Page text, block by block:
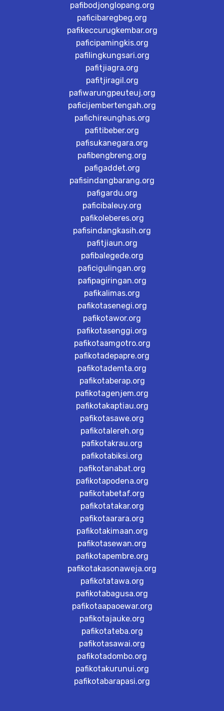
pafibodjonglopang.org
paficibaregbeg.org
pafikeccurugkembar.org
paficipamingkis.org
pafilingkungsari.org
pafitjiagra.org
pafitjiragil.org
pafiwarungpeuteuj.org
paficijembertengah.org
pafichireunghas.org
pafitibeber.org
pafisukanegara.org
pafibengbreng.org
pafigaddet.org
pafisindangbarang.org
pafigardu.org
paficibaleuy.org
pafikoleberes.org
pafisindangkasih.org
pafitjiaun.org
pafibalegede.org
paficigulingan.org
pafipagiringan.org
pafikalimas.org
pafikotasenegi.org
pafikotawor.org
pafikotasenggi.org
pafikotaamgotro.org
pafikotadepapre.org
pafikotademta.org
pafikotaberap.org
pafikotagenjem.org
pafikotakaptiau.org
pafikotasawe.org
pafikotalereh.org
pafikotakrau.org
pafikotabiksi.org
pafikotanabat.org
pafikotapodena.org
pafikotabetaf.org
pafikotatakar.org
pafikotaarara.org
pafikotakimaan.org
pafikotasewan.org
pafikotapembre.org
pafikotakasonaweja.org
pafikotatawa.org
pafikotabagusa.org
pafikotaapaoewar.org
pafikotajauke.org
pafikotateba.org
pafikotasawai.org
pafikotadombo.org
pafikotakurunui.org
pafikotabarapasi.org